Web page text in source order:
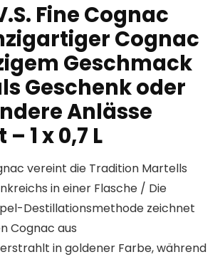
Fine Cognac
Cognac
Geschmack
Geschenk oder
Anlässe
1 x 0,7 L
vereint die Tradition Martells
in einer Flasche / Die
Destillationsmethode zeichnet
Cognac aus
in goldener Farbe, während